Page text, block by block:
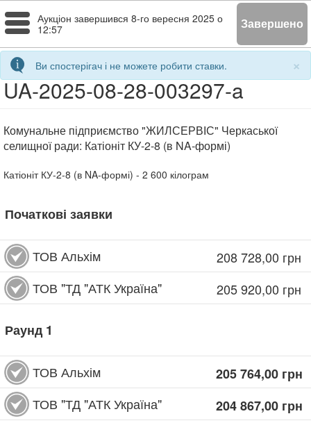
Toggle
navigation
Аукціон завершився 8-го вересня 2025 о
12:57
Завершено
×
Ви спостерігач і не можете робити ставки.
UA-2025-08-28-003297-a
Комунальне підприємство "ЖИЛСЕРВІС" Черкаської
селищної ради: Катіоніт КУ-2-8 (в NA-формі)
Катіоніт КУ-2-8 (в NA-формі) - 2 600 кілограм
Початкові заявки
ТОВ Альхім 208 728,00 грн
ТОВ "ТД "АТК Україна"
205 920,00 грн
Раунд 1
ТОВ Альхім 205 764,00 грн
ТОВ "ТД "АТК Україна"
204 867,00 грн